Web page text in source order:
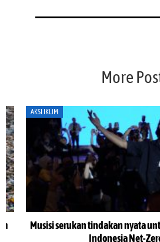
More
AKSI IKLIM
Musisi serukan tindakan nyata untuk
Indonesia Net-Zero